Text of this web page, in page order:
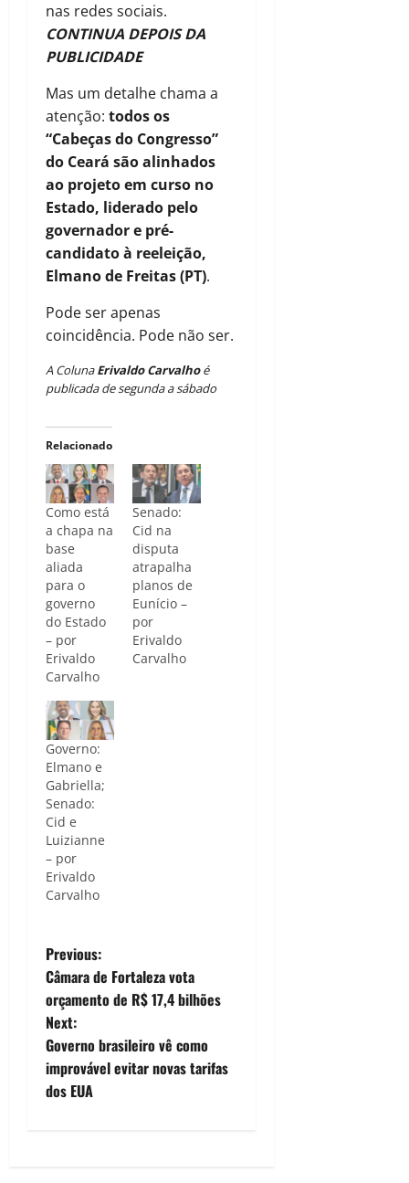
nas redes sociais.
CONTINUA DEPOIS DA
PUBLICIDADE
Mas um detalhe chama a
atenção: todos os
“Cabeças do Congresso”
do Ceará são alinhados
ao projeto em curso no
Estado, liderado pelo
governador e pré-
candidato à reeleição,
Elmano de Freitas (PT).
Pode ser apenas
coincidência. Pode não ser.
A ColunaErivaldo Carvalhoé
publicada de segunda a sábado
Relacionado
Como está
a chapa na
base
aliada
para o
governo
do Estado
– por
Erivaldo
Carvalho
Senado:
Cid na
disputa
atrapalha
planos de
Eunício –
por
Erivaldo
Carvalho
Governo:
Elmano e
Gabriella;
Senado:
Cid e
Luizianne
– por
Erivaldo
Carvalho
P
o
s
t
Previous:
Câmara de Fortaleza vota
orçamento de R$ 17,4 bilhões
Next:
Governo brasileiro vê como
improvável evitar novas tarifas
dos EUA